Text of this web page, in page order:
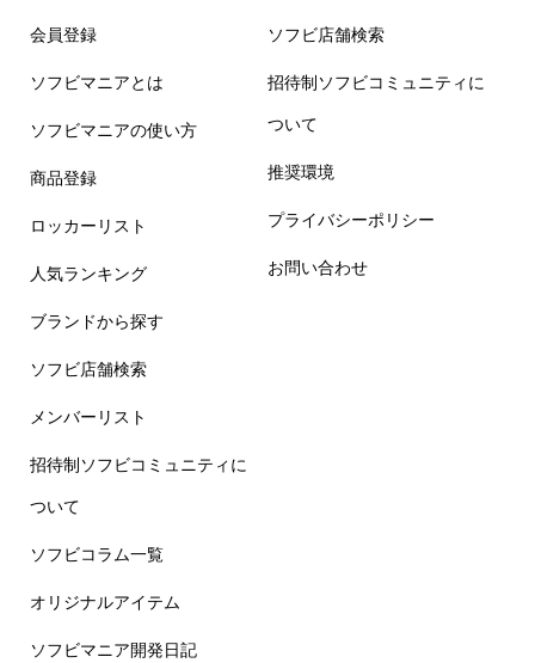
会員登録
ソフビマニアとは
ソフビマニアの使い方
商品登録
ロッカーリスト
人気ランキング
ブランドから探す
ソフビ店舗検索
メンバーリスト
招待制ソフビコミュニティに
ついて
ソフビコラム一覧
オリジナルアイテム
ソフビマニア開発日記
ソフビ店舗検索
招待制ソフビコミュニティに
ついて
推奨環境
プライバシーポリシー
お問い合わせ